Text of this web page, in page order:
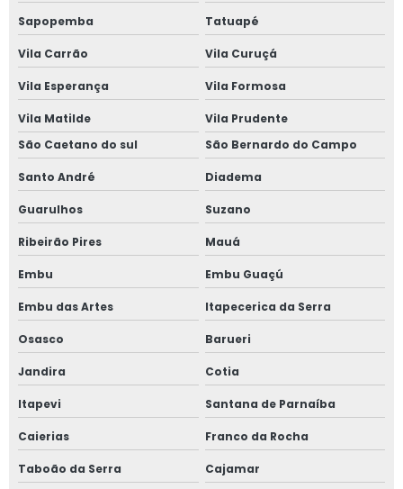
Sapopemba Tatuapé
Vila Carrão Vila Curuçá
Vila Esperança Vila Formosa
Vila Matilde
Vila Prudente
São Caetano do sul
São Bernardo do Campo
Santo André Diadema
Guarulhos Suzano
Ribeirão Pires Mauá
Embu Embu Guaçú
Embu das Artes Itapecerica da Serra
Osasco Barueri
Jandira Cotia
Itapevi Santana de Parnaíba
Caierias Franco da Rocha
Taboão da Serra Cajamar